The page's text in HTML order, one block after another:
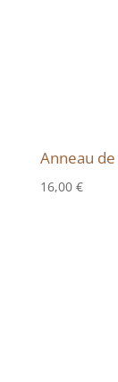
Anneau
16,00 €